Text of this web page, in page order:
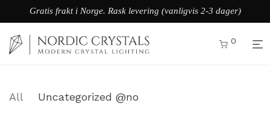
Gratis frakt i Norge. Rask levering (vanligvis 2-3 dager)
0
All Uncategorized @no